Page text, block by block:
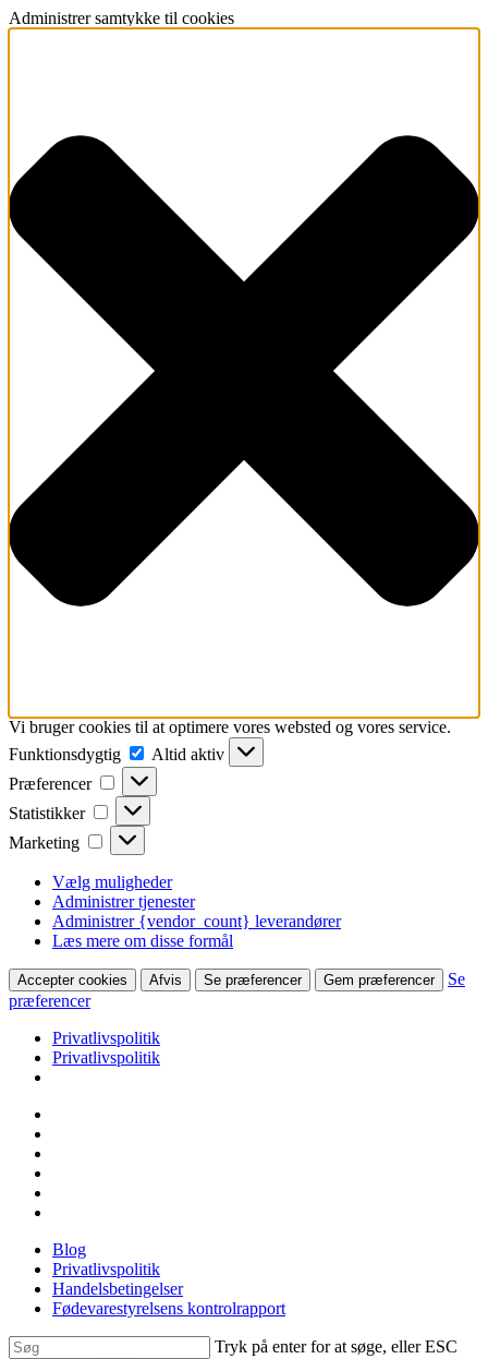
Administrer samtykke til cookies
Vi bruger cookies til at optimere vores websted og vores service.
Funktionsdygtig
Funktionsdygtig
Altid aktiv
Præferencer
Præferencer
Statistikker Statistikker
Marketing Marketing
Vælg muligheder
Administrer tjenester
Administrer {vendor_count} leverandører
Læs mere om disse formål
Accepter cookies Afvis Se præferencer Gem præferencer
Se
præferencer
Privatlivspolitik
Privatlivspolitik
Skip
main
content
Blog
Privatlivspolitik
Handelsbetingelser
Fødevarestyrelsens kontrolrapport
Tryk på enter for at søge, eller ESC